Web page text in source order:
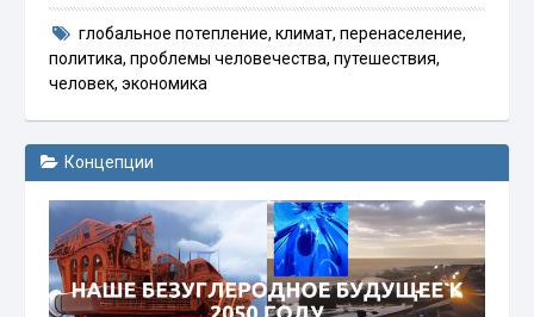
глобальное потепление, климат, перенаселение,
политика,проблемы человечества,путешествия,
человек,экономика
Концепции